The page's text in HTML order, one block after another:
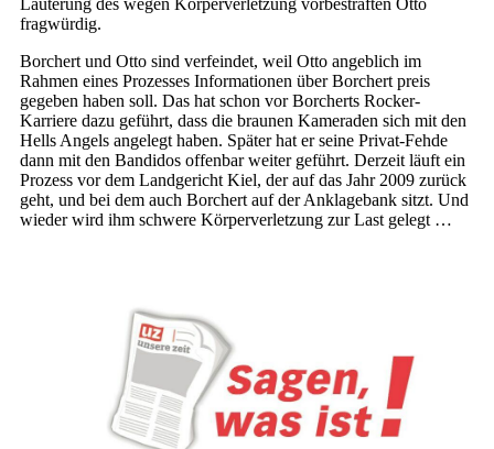
Läuterung des wegen Körperverletzung vorbestraften Otto
fragwürdig.
Borchert und Otto sind verfeindet, weil Otto angeblich im
Rahmen eines Prozesses Informationen über Borchert preis
gegeben haben soll. Das hat schon vor Borcherts Rocker-
Karriere dazu geführt, dass die braunen Kameraden sich mit den
Hells Angels angelegt haben. Später hat er seine Privat-Fehde
dann mit den Bandidos offenbar weiter geführt. Derzeit läuft ein
Prozess vor dem Landgericht Kiel, der auf das Jahr 2009 zurück
geht, und bei dem auch Borchert auf der Anklagebank sitzt. Und
wieder wird ihm schwere Körperverletzung zur Last gelegt …